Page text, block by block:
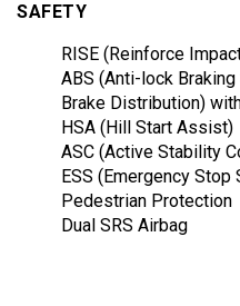
SAFETY
RISE (Reinforce
ABS (Anti-lock
Brake Distribution)
HSA (Hill Start Assist)
ASC (Active Stability
ESS (Emergency Stop
Pedestrian Protection
Dual SRS Airbag